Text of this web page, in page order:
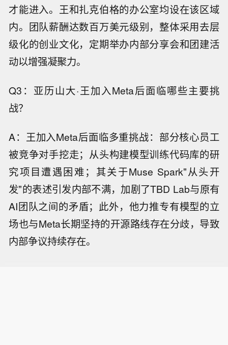
才能进入。王和扎克伯格的办公室均设在该区域
内。团队薪酬达数百万美元级别，整体采用去层
级化的创业文化，定期举办内部分享会和团建活
动以增强凝聚力。
Q3：亚历山大·王加入Meta后面临哪些主要挑
战？
A：王加入Meta后面临多重挑战：部分核心员工
被竞争对手挖走；从头构建模型训练代码库的研
究项目遭遇困难；其关于Muse Spark"从头开
发"的表述引发内部不满，加剧了TBD Lab与原有
AI团队之间的矛盾；此外，他力推专有模型的立
场也与Meta长期坚持的开源路线存在分歧，导致
内部争议持续存在。